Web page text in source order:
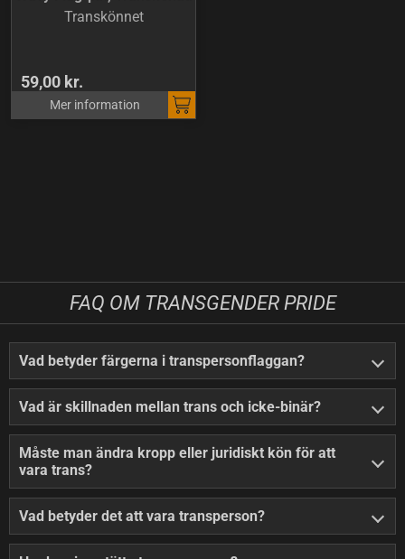
Transkönnet
59,00 kr.
Mer information
FAQ OM TRANSGENDER PRIDE
Vad betyder färgerna i transpersonflaggan?
Vad är skillnaden mellan trans och icke-binär?
Måste man ändra kropp eller juridiskt kön för att
vara trans?
Vad betyder det att vara transperson?